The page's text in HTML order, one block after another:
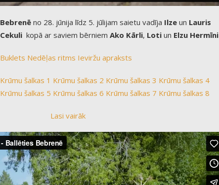
Bebrenē no 28. jūnija līdz 5. jūlijam saietu vadīja Ilze un Lauris
Cekuli kopā ar saviem bērniem Ako Kārli, Loti un Elzu Hermīni
Buklets Nedēļas ritms Ieviržu apraksts
Krūmu šalkas 1 Krūmu šalkas 2 Krūmu šalkas 3 Krūmu šalkas 4
Krūmu šalkas 5 Krūmu šalkas 6 Krūmu šalkas 7 Krūmu šalkas 8
Lasi vairāk